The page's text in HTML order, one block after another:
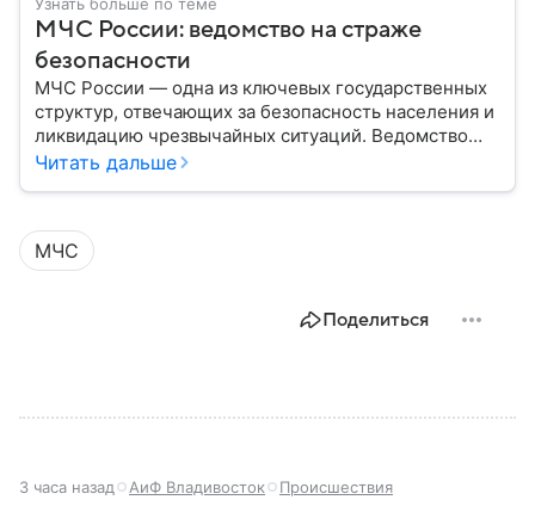
МЧС России: ведомство на страже
безопасности
МЧС России — одна из ключевых государственных
структур, отвечающих за безопасность населения и
ликвидацию чрезвычайных ситуаций. Ведомство
играет важную роль в защите граждан от
представляет собой МЧС, как оно устроено, какие
задачи выполняет и какую роль играет в
современной России.
Читать дальше
МЧС
Поделиться
3 часа назад АиФ Владивосток Происшествия